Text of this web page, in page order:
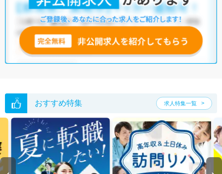
おすすめ特集 求人特集一覧